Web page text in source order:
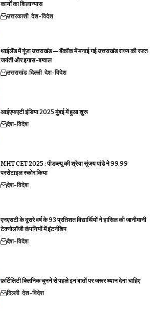
कार्यों का शिलान्यास
उत्तरकाशी देश-विदेश
थाईलैंड में गूंजा उत्तराखंड — बैंकॉक में मनाई गई उत्तराखंड राज्य की रजत
जयंती और इगास-बग्वाल
उत्तराखंड दिल्ली देश-विदेश
आईएफएटी इंडिया 2025 मुंबई में हुआ शुरू
देश-विदेश
MHT CET 2025 : पीडब्ल्यू की श्रेया सुंजय पांडे ने 99.99
परसेंटाइल स्कोर किया
देश-विदेश
एनएसटी के दूसरे वर्ष के 93 प्रतिशत विद्यार्थियों ने हासिल की जानीमानी
टेक्नोलॉजी कंपनियों में इंटर्नशिप
देश-विदेश
फ़र्टिलिटी क्लिनिक चुनने से पहले इन बातों पर जरूर ध्यान देना चाहिए
दिल्ली देश-विदेश